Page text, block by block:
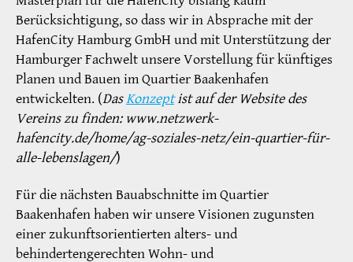
Berücksichtigung, so dass wir in Absprache mit der
HafenCity Hamburg GmbH und mit Unterstützung der
Hamburger Fachwelt unsere Vorstellung für künftiges
Planen und Bauen im Quartier Baakenhafen
entwickelten. (DasKonzeptist auf der Website des
Vereins zu finden: www.netzwerk-
hafencity.de/home/ag-soziales-netz/ein-quartier-für-
alle-lebenslagen/)
Für die nächsten Bauabschnitte im Quartier
Baakenhafen haben wir unsere Visionen zugunsten
einer zukunftsorientierten alters- und
behindertengerechten Wohn- und